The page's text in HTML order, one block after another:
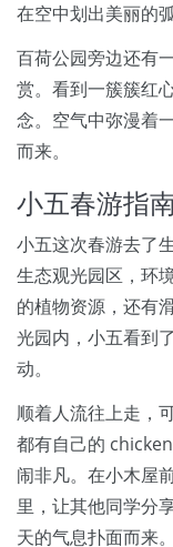
在空中划出美丽的
百荷公园旁边还有
赏。看到一簇簇红
念。空气中弥漫着
而来。
小五春游指
小五这次春游去了
生态观光园区，环
的植物资源，还有
光园内，小五看到
动。
顺着人流往上走，
都有自己的
闹非凡。在小木屋
里，让其他同学分
天的气息扑面而来。